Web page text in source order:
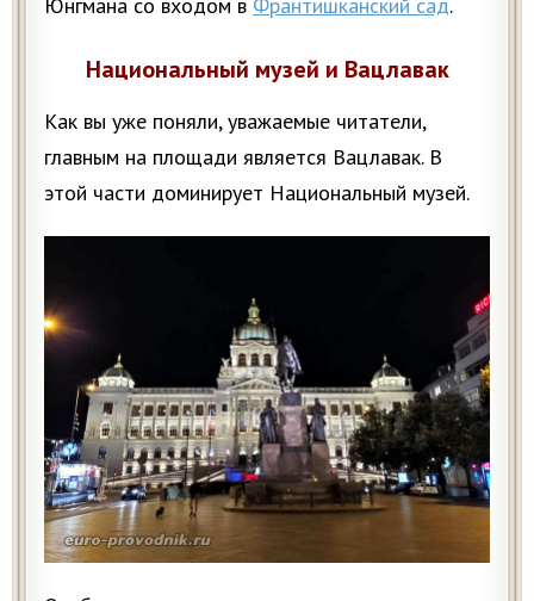
Национальный музей и Вацлавак
Как вы уже поняли, уважаемые читатели,
главным на площади является Вацлавак. В
этой части доминирует Национальный музей.